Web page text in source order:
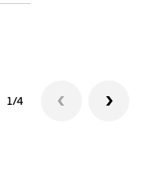
1/4